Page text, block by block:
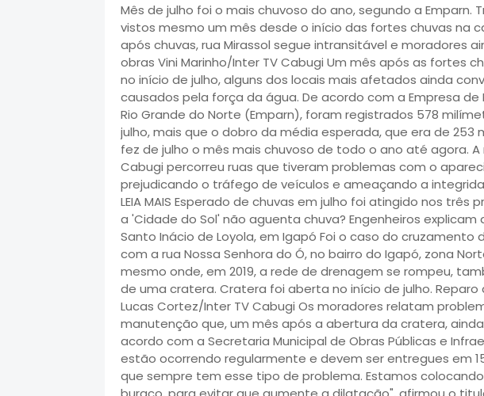
Mês de julho foi o mais chuvoso do ano, segundo a Emparn.
vistos mesmo um mês desde o início das fortes chuvas na
após chuvas, rua Mirassol segue intransitável e moradores
obras Vini Marinho/Inter TV Cabugi Um mês após as fortes
no início de julho, alguns dos locais mais afetados ainda
causados pela força da água. De acordo com a Empresa de
Rio Grande do Norte (Emparn), foram registrados 578
julho, mais que o dobro da média esperada, que era de 253
fez de julho o mês mais chuvoso de todo o ano até agora.
Cabugi percorreu ruas que tiveram problemas com o
prejudicando o tráfego de veículos e ameaçando a
LEIA MAIS Esperado de chuvas em julho foi atingido nos três
a 'Cidade do Sol' não aguenta chuva? Engenheiros
Santo Inácio de Loyola, em Igapó Foi o caso do cruzamento
com a rua Nossa Senhora do Ó, no bairro do Igapó, zona
mesmo onde, em 2019, a rede de drenagem se rompeu,
de uma cratera. Cratera foi aberta no início de julho. Reparo
Lucas Cortez/Inter TV Cabugi Os moradores relatam
manutenção que, um mês após a abertura da cratera,
acordo com a Secretaria Municipal de Obras Públicas e
estão ocorrendo regularmente e devem ser entregues em
que sempre tem esse tipo de problema. Estamos